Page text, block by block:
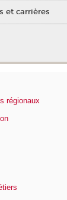
et carrières
régionaux